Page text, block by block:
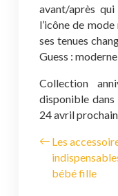
avant/après
l’icône de mode
ses tenues
Guess :
Collection
disponible
24 avril
Les
bébé fille